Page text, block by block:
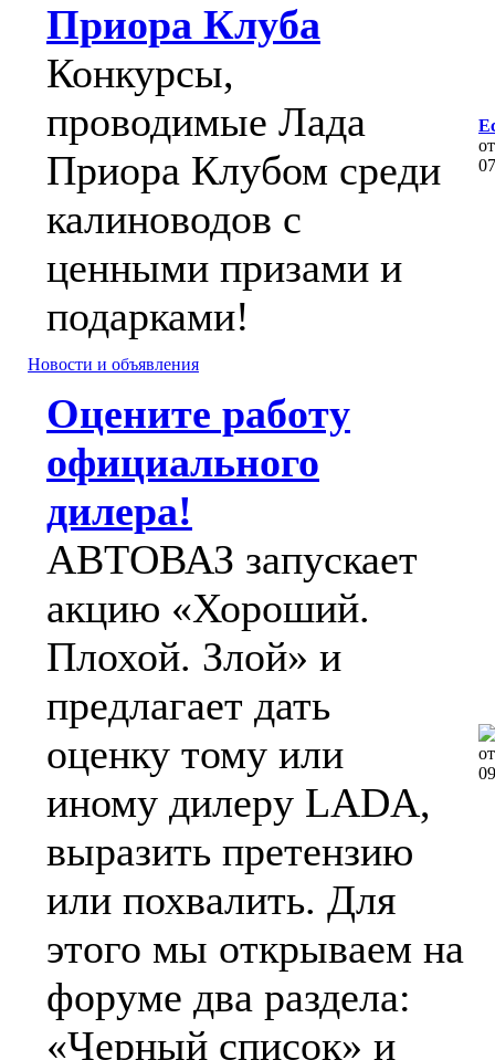
Приора Клуба
Конкурсы,
проводимые Лада
Приора Клубом среди
калиноводов с
ценными призами и
подарками!
Новости и объявления
Оцените работу
официального
дилера!
АВТОВАЗ запускает
акцию «Хороший.
Плохой. Злой» и
предлагает дать
оценку тому или
иному дилеру LADA,
выразить претензию
или похвалить. Для
этого мы открываем на
форуме два раздела:
«Черный список» и